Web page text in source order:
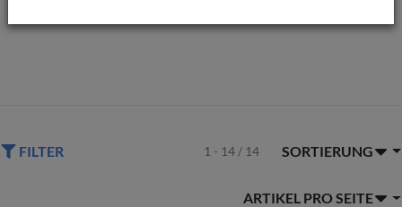
FILTER 1 - 14 / 14 SORTIERUNG
ARTIKEL PRO SEITE